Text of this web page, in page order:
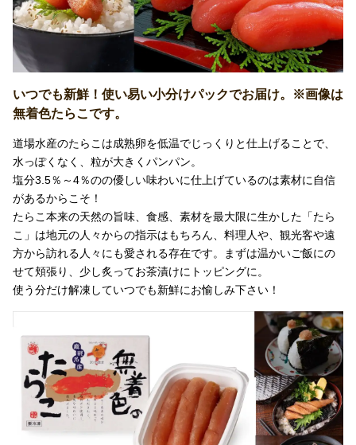
いつでも新鮮！使い易い小分けパックでお届け。※画像は
無着色たらこです。
道場水産のたらこは成熟卵を低温でじっくりと仕上げることで、
水っぽくなく、粒が大きくパンパン。
塩分3.5％～4％のの優しい味わいに仕上げているのは素材に自信
があるからこそ！
たらこ本来の天然の旨味、食感、素材を最大限に生かした「たら
こ」は地元の人々からの指示はもちろん、料理人や、観光客や遠
方から訪れる人々にも愛される存在です。まずは温かいご飯にの
せて頬張り、少し炙ってお茶漬けにトッピングに。
使う分だけ解凍していつでも新鮮にお愉しみ下さい！